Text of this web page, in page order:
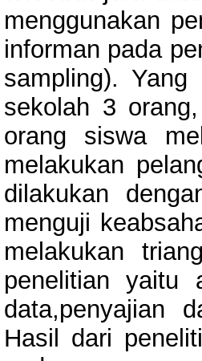
menggunakan
informan pada
sampling).
sekolah 3
orang siswa
melakukan
dilakukan
menguji
melakukan
penelitian yaitu
data,penyajian
Hasil dari